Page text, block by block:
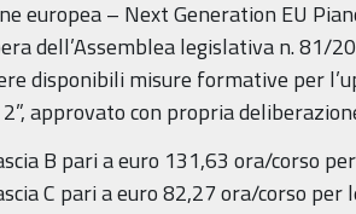
europea – Next Generation EU
dell’Assemblea legislativa n. 81/
disponibili misure formative per
approvato con propria
B pari a euro 131,63 ora/corso
C pari a euro 82,27 ora/corso